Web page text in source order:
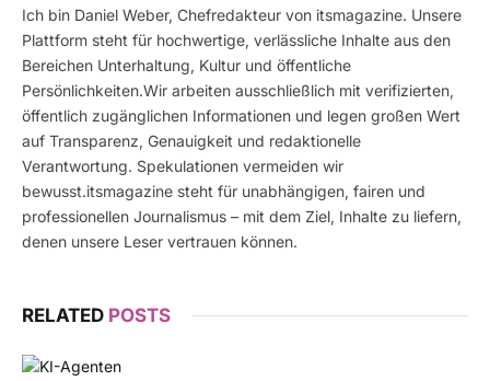
Ich bin Daniel Weber, Chefredakteur von itsmagazine. Unsere
Plattform steht für hochwertige, verlässliche Inhalte aus den
Bereichen Unterhaltung, Kultur und öffentliche
Persönlichkeiten.Wir arbeiten ausschließlich mit verifizierten,
öffentlich zugänglichen Informationen und legen großen Wert
auf Transparenz, Genauigkeit und redaktionelle
Verantwortung. Spekulationen vermeiden wir
bewusst.itsmagazine steht für unabhängigen, fairen und
professionellen Journalismus – mit dem Ziel, Inhalte zu liefern,
denen unsere Leser vertrauen können.
RELATED POSTS